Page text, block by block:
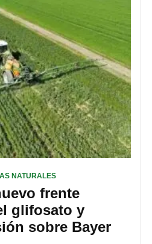
NATURALES
frente
glifosato y
sobre Bayer